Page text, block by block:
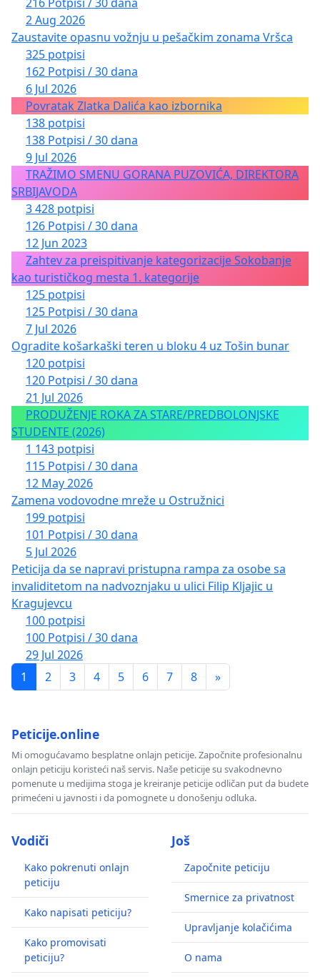
2 Aug 2026
Zaustavite opasnu vožnju u pešačkim zonama Vršca
325 potpisi
162 Potpisi / 30 dana
6 Jul 2026
Povratak Zlatka Dalića kao izbornika
138 potpisi
138 Potpisi / 30 dana
9 Jul 2026
TRAŽIMO SMENU GORANA PUZOVIĆA, DIREKTORA
SRBIJAVODA
3 428 potpisi
126 Potpisi / 30 dana
12 Jun 2023
Zahtev za preispitivanje kategorizacije Sokobanje
kao turističkog mesta 1. kategorije
125 potpisi
125 Potpisi / 30 dana
7 Jul 2026
Ogradite košarkaški teren u bloku 4 uz Tošin bunar
120 potpisi
120 Potpisi / 30 dana
21 Jul 2026
PRODUŽENJE ROKA ZA STARE/PREDBOLONJSKE
STUDENTE (2026)
1 143 potpisi
115 Potpisi / 30 dana
12 May 2026
Zamena vodovodne mreže u Ostružnici
199 potpisi
101 Potpisi / 30 dana
5 Jul 2026
Peticija da se napravi pristupna rampa za osobe sa
invaliditetom na nadvoznjaku u ulici Filip Kljajic u
Kragujevcu
100 potpisi
100 Potpisi / 30 dana
29 Jul 2026
1
2 3 4 5 6 7 8 »
Peticije.online
Mi omogućavamo besplatne onlajn peticije. Započnite profesionalnu
onlajn peticiju koristeći naš servis. Naše peticije su svakodnevno
pomenute u medijima stoga je kreiranje peticije odličan put da budete
primećeni u javnosti i da pomognete u donošenju odluka.
Vodiči
Kako pokrenuti onlajn
peticiju
Kako napisati peticiju?
Kako promovisati
peticiju?
Još
Započnite peticiju
Smernice za privatnost
Upravljanje kolačićima
O nama